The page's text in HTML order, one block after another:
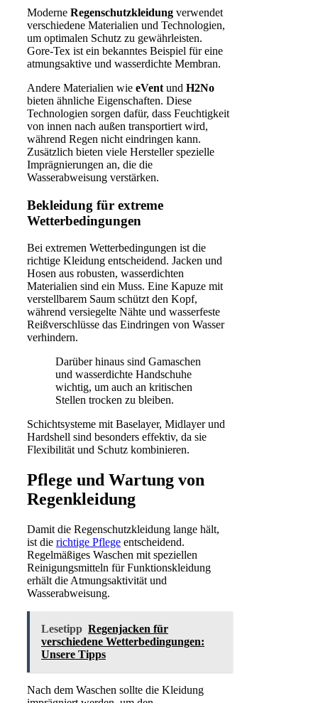
Moderne Regenschutzkleidung verwendet
verschiedene Materialien und Technologien,
um optimalen Schutz zu gewährleisten.
Gore-Tex ist ein bekanntes Beispiel für eine
atmungsaktive und wasserdichte Membran.
Andere Materialien wie eVent und H2No
bieten ähnliche Eigenschaften. Diese
Technologien sorgen dafür, dass Feuchtigkeit
von innen nach außen transportiert wird,
während Regen nicht eindringen kann.
Zusätzlich bieten viele Hersteller spezielle
Imprägnierungen an, die die
Wasserabweisung verstärken.
Bekleidung für extreme
Wetterbedingungen
Bei extremen Wetterbedingungen ist die
richtige Kleidung entscheidend. Jacken und
Hosen aus robusten, wasserdichten
Materialien sind ein Muss. Eine Kapuze mit
verstellbarem Saum schützt den Kopf,
während versiegelte Nähte und wasserfeste
Reißverschlüsse das Eindringen von Wasser
verhindern.
Darüber hinaus sind Gamaschen
und wasserdichte Handschuhe
wichtig, um auch an kritischen
Stellen trocken zu bleiben.
Schichtsysteme mit Baselayer, Midlayer und
Hardshell sind besonders effektiv, da sie
Flexibilität und Schutz kombinieren.
Pflege und Wartung von
Regenkleidung
Damit die Regenschutzkleidung lange hält,
ist die richtige Pflege entscheidend.
Regelmäßiges Waschen mit speziellen
Reinigungsmitteln für Funktionskleidung
erhält die Atmungsaktivität und
Wasserabweisung.
Lesetipp Regenjacken für
verschiedene Wetterbedingungen:
Unsere Tipps
Nach dem Waschen sollte die Kleidung